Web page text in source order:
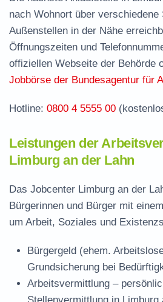
Termin vereinbaren und
Jobcenter Limburg-
Stelle
Stellenangebote und
Häufige Fragen rund ums
nach Wohnort über verschiedene
Außenstellen in der Nähe
Öffnungszeiten und
offiziellen Webseite der Behörde
Jobbörse der Bundesagentur für
Hotline: 0800 4 5555 00
Leistungen der
Limburg an der Lahn
Das Jobcenter Limburg an der
Bürgerinnen und Bürger mit
um Arbeit, Soziales und
Bürgergeld (ehem.
Grundsicherung bei
Arbeitsvermittlung –